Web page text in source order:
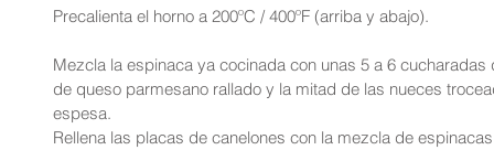
Precalienta el horno a 200ºC / 400ºF (arriba y abajo).
Mezcla la espinaca ya cocinada con unas 5 a 6
de queso parmesano rallado y la mitad de las nueces
espesa.
Rellena las placas de canelones con la mezcla de